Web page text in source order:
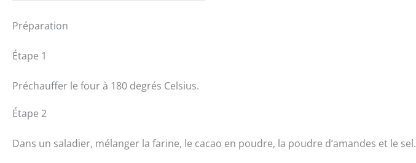
Préparation
Étape 1
Préchauffer le four à 180 degrés Celsius.
Étape 2
Dans un saladier, mélanger la farine, le cacao en poudre, la poudre d’amandes et le sel.